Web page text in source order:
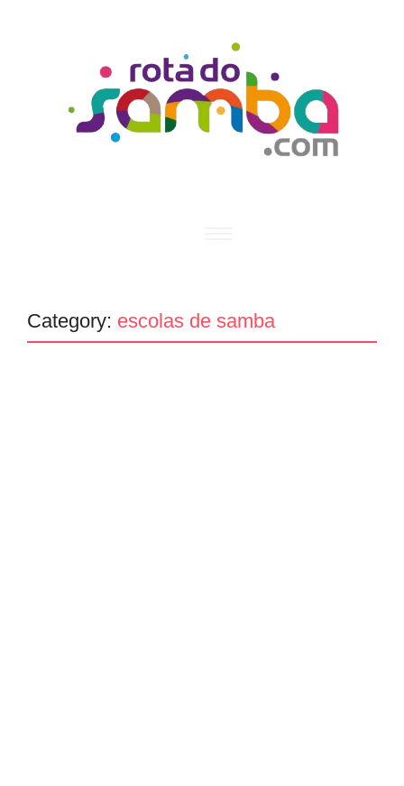
Category: escolas de samba